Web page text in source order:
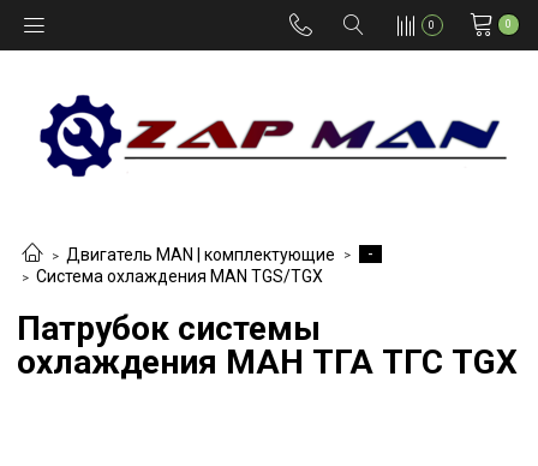
0 0
Двигатель MAN | комплектующие
-
Система охлаждения MAN TGS/TGX
Патрубок системы
охлаждения МАН ТГА ТГС TGX